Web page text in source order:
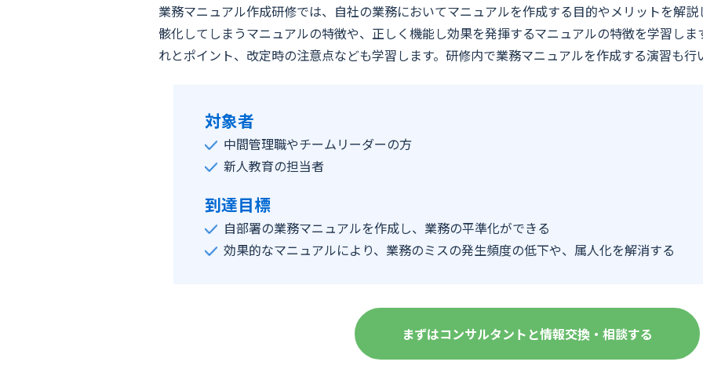
業務マニュアル作成研修では、自社の業務においてマニュアルを作成する目的やメリットを解
骸化してしまうマニュアルの特徴や、正しく機能し効果を発揮するマニュアルの特徴を学習し
れとポイント、改定時の注意点なども学習します。研修内で業務マニュアルを作成する演習も行
対象者
中間管理職やチームリーダーの方
新人教育の担当者
到達目標
自部署の業務マニュアルを作成し、業務の平準化ができる
効果的なマニュアルにより、業務のミスの発生頻度の低下や、属人化を解消する
まずはコンサルタントと情報交換・相談する